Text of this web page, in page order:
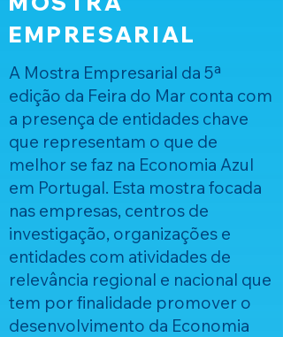
EMPRESARIAL
A Mostra Empresarial da 5ª
edição da Feira do Mar conta com
a presença de entidades chave
que representam o que de
melhor se faz na Economia Azul
em Portugal. Esta mostra focada
nas empresas, centros de
investigação, organizações e
entidades com atividades de
relevância regional e nacional que
tem por finalidade promover o
desenvolvimento da Economia